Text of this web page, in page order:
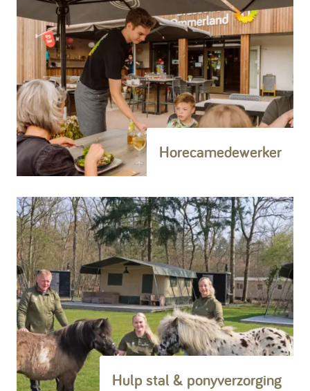
Horecamedewerker
Hulp stal & ponyverzorging